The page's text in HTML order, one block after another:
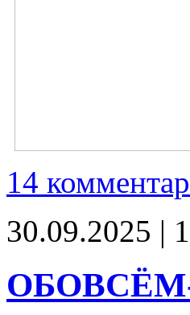
14
30.09.2025 |
ОБОВСЁМ-